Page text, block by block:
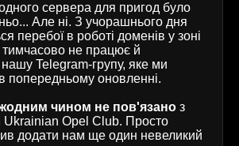
сервера для пригод було
Але ні. З учорашнього дня
перебої в роботі доменів у зоні
не працює й
Telegram-групу, яке ми
попередньому оновленні.
чином не пов'язано з
Ukrainian Opel Club. Просто
додати нам ще один невеликий